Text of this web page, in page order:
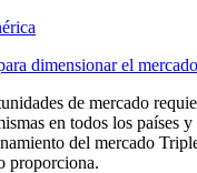
dimensionar el mercado
de mercado
en todos los países
del mercado
proporciona.